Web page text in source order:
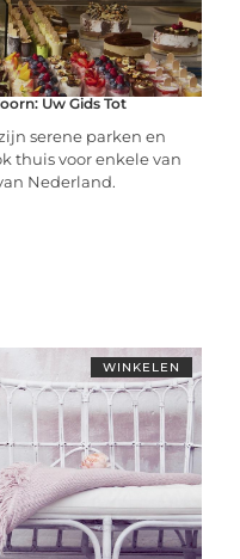
Uw Gids Tot
serene parken en
thuis voor enkele van
Nederland.
WINKELEN